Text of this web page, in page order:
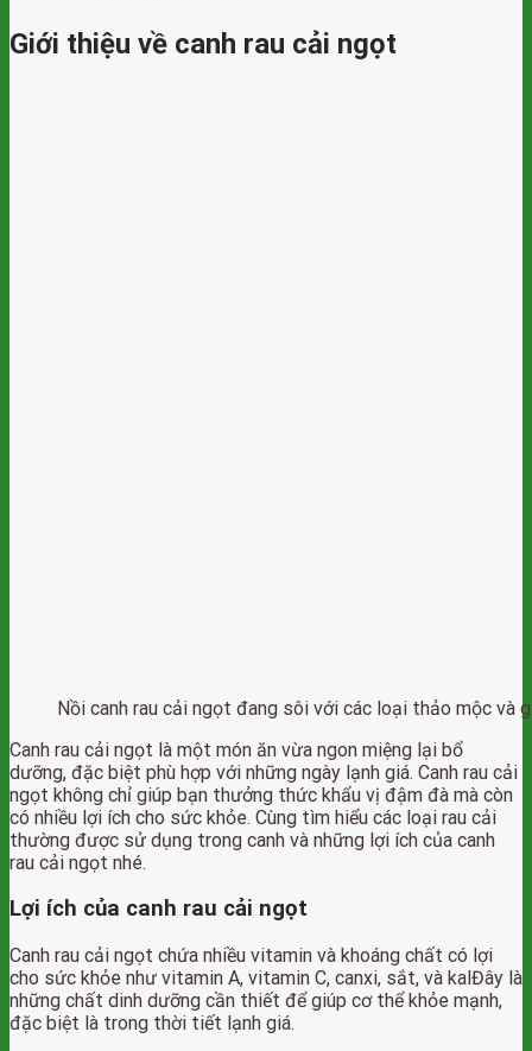
Giới thiệu về canh rau cải ngọt
Nồi canh rau cải ngọt đang sôi với các loại thảo mộc và
Canh rau cải ngọt là một món ăn vừa ngon miệng lại bổ
dưỡng, đặc biệt phù hợp với những ngày lạnh giá. Canh rau cải
ngọt không chỉ giúp bạn thưởng thức khẩu vị đậm đà mà còn
có nhiều lợi ích cho sức khỏe. Cùng tìm hiểu các loại rau cải
thường được sử dụng trong canh và những lợi ích của canh
rau cải ngọt nhé.
Lợi ích của canh rau cải ngọt
Canh rau cải ngọt chứa nhiều vitamin và khoáng chất có lợi
cho sức khỏe như vitamin A, vitamin C, canxi, sắt, và kalĐây là
những chất dinh dưỡng cần thiết để giúp cơ thể khỏe mạnh,
đặc biệt là trong thời tiết lạnh giá.